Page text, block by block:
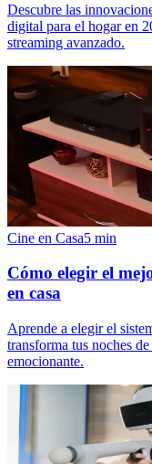
Descubre las
digital para el hogar en
streaming avanzado.
Cine en Casa5 min
Cómo elegir el
en casa
Aprende a elegir el
transforma tus noches
emocionante.